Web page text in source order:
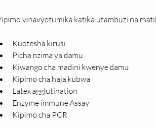
vinavyotumika katika utambuzi na
Kuotesha kirusi
Picha nzima ya damu
Kiwango cha madini kwenye damu
Kipimo cha haja kubwa
Latex agglutination
Enzyme immune Assay
Kipimo cha PCR